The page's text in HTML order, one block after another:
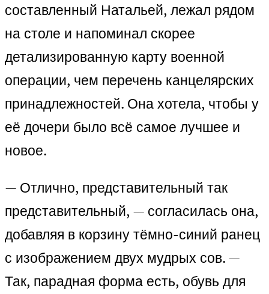
составленный Натальей, лежал рядом
на столе и напоминал скорее
детализированную карту военной
операции, чем перечень канцелярских
принадлежностей. Она хотела, чтобы у
её дочери было всё самое лучшее и
новое.
— Отлично, представительный так
представительный, — согласилась она,
добавляя в корзину тёмно-синий ранец
с изображением двух мудрых сов. —
Так, парадная форма есть, обувь для